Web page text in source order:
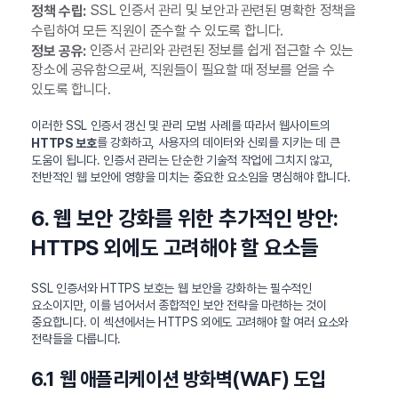
정책 수립:SSL 인증서 관리 및 보안과 관련된 명확한 정책을
수립하여 모든 직원이 준수할 수 있도록 합니다.
정보 공유:인증서 관리와 관련된 정보를 쉽게 접근할 수 있는
장소에 공유함으로써, 직원들이 필요할 때 정보를 얻을 수
있도록 합니다.
이러한 SSL 인증서 갱신 및 관리 모범 사례를 따라서 웹사이트의
HTTPS 보호를 강화하고, 사용자의 데이터와 신뢰를 지키는 데 큰
도움이 됩니다. 인증서 관리는 단순한 기술적 작업에 그치지 않고,
전반적인 웹 보안에 영향을 미치는 중요한 요소임을 명심해야 합니다.
6. 웹 보안 강화를 위한 추가적인 방안:
HTTPS 외에도 고려해야 할 요소들
SSL 인증서와 HTTPS 보호는 웹 보안을 강화하는 필수적인
요소이지만, 이를 넘어서서 종합적인 보안 전략을 마련하는 것이
중요합니다. 이 섹션에서는 HTTPS 외에도 고려해야 할 여러 요소와
전략들을 다룹니다.
6.1 웹 애플리케이션 방화벽(WAF) 도입